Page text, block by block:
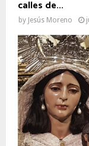
calles de...
by Jesús Moreno